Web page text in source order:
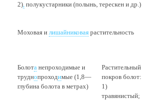
2),полукустарники (полынь, терескен и др.)
Моховая и лишайниковаярастительность
Болотанепроходимые и
труднопроходимые (1,8—
глубина болота в метрах)
Растительный
покров болот:
1)
травянистый;